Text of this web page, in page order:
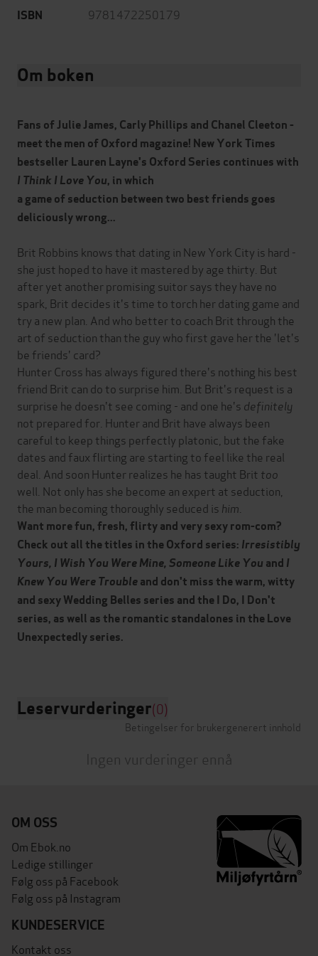
ISBN 9781472250179
Om boken
Fans of Julie James, Carly Phillips and Chanel Cleeton -
meet the men of Oxford magazine! New York Times
bestseller Lauren Layne's Oxford Series continues with
I Think I Love You, in which
a game of seduction between two best friends goes
deliciously wrong...
Brit Robbins knows that dating in New York City is hard -
she just hoped to have it mastered by age thirty. But
after yet another promising suitor says they have no
spark, Brit decides it's time to torch her dating game and
try a new plan. And who better to coach Brit through the
art of seduction than the guy who first gave her the 'let's
be friends' card?
Hunter Cross has always figured there's nothing his best
friend Brit can do to surprise him. But Brit's request is a
surprise he doesn't see coming - and one he's definitely
not prepared for. Hunter and Brit have always been
careful to keep things perfectly platonic, but the fake
dates and faux flirting are starting to feel like the real
deal. And soon Hunter realizes he has taught Brit too
well. Not only has she become an expert at seduction,
the man becoming thoroughly seduced is him
Want more fun, fresh, flirty and very sexy rom-com?
Check out all the titles in the Oxford series: Irresistibly
Yours, I Wish You Were Mine, Someone Like You and I
Knew You Were Troubleand don't miss thewarm, witty
and sexy Wedding Belles series and the I Do, I Don't
series, as well as the romantic standalones in the Love
Unexpectedly series.
Leservurderinger(0)
Betingelser for brukergenerert innhold
Ingen vurderinger ennå
OM OSS
Om Ebok.no
Ledige stillinger
Følg oss på Facebook
Følg oss på Instagram
KUNDESERVICE
Kontakt oss